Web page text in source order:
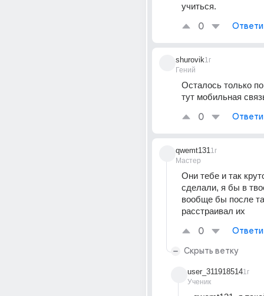
учиться.
0
shurovik
Гений
1г
Осталось только
тут мобильная
0
qwemt131
Мастер
1г
Они тебе и так
сделали, я бы в
вообще бы после
расстраивал их
0
Скрыть ветку
user_311918514
Ученик
1г